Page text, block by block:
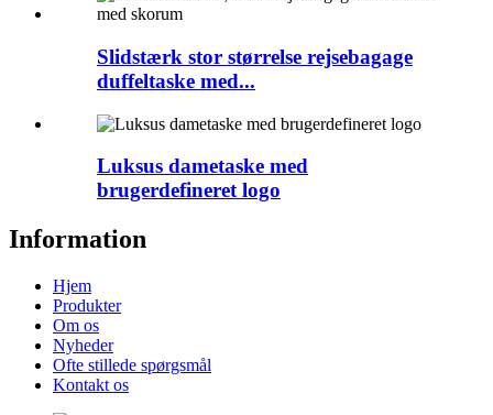
Slidstærk stor størrelse rejsebagage
duffeltaske med...
Luksus dametaske med
brugerdefineret logo
Information
Hjem
Produkter
Om os
Nyheder
Ofte stillede spørgsmål
Kontakt os